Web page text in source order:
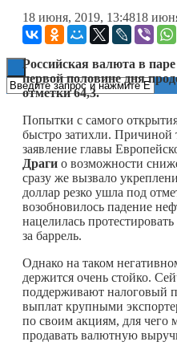
Книги
18 июня, 2019, 13:4818
Российская валюта в
первой половине дня
отметки 64,3.
Попытки с самого
быстро затихли. Причиной
заявление главы
Драги о возможности
сразу же вызвало
доллар резко ушла под
возобновилось падение
нацелилась
за баррель.
Однако на таком
держится очень стойко.
поддерживают налоговый
выплат крупными
по своим акциям, для чего
продавать валютную